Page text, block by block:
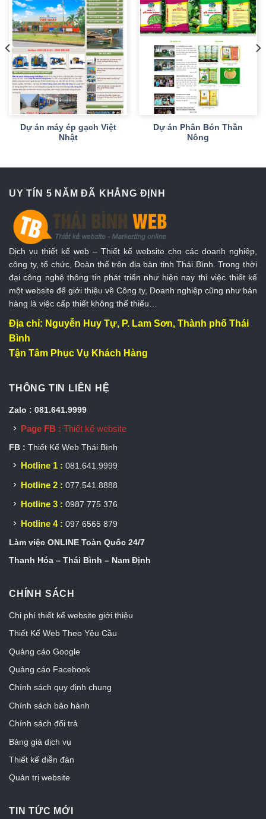
Dự án máy ép gạch Việt
Nhật
Dự án Phân Bón Thần
Nông
UY TÍN 5 NĂM ĐÃ KHẲNG ĐỊNH
Dịch vụ thiết kế web – Thiết kế website cho các doanh nghiệp,
công ty, tổ chức, Đoàn thể trên địa bàn tỉnh Thái Bình. Trong thời
đại công nghệ thông tin phát triển như hiện nay thì việc thiết kế
một website để giới thiệu về Công ty, Doanh nghiệp cũng như bán
hàng là việc cấp thiết không thể thiếu…
Địa chỉ: Nguyễn Huy Tự, P. Lam Sơn, Thành phố Thái
Bình
Tận Tâm Phục Vụ Khách Hàng
THÔNG TIN LIÊN HỆ
Zalo : 081.641.9999
Page FB : Thiết kế website
FB : Thiết Kế Web Thái Bình
Hotline 1 : 081.641.9999
Hotline 2 : 077.541.8888
Hotline 3 : 0987 775 376
Hotline 4 : 097 6565 879
Làm việc ONLINE Toàn Quốc 24/7
Thanh Hóa – Thái Bình – Nam Định
CHÍNH SÁCH
Chi phí thiết kế website giới thiệu
Thiết Kế Web Theo Yêu Cầu
Quảng cáo Google
Quảng cáo Facebook
Chính sách quy định chung
Chính sách bảo hành
Chính sách đổi trả
Bảng giá dịch vụ
Thiết kế diễn đàn
Quản trị website
TIN TỨC MỚI